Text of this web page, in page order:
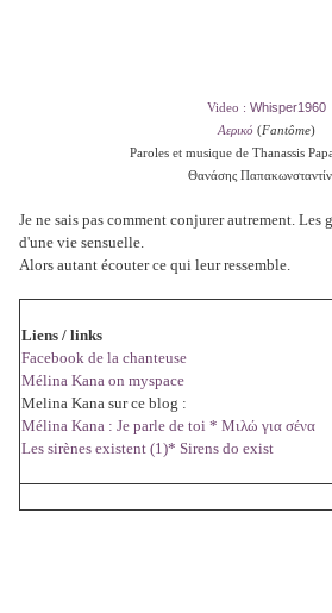
Video : Whisper1960
Αερικό (Fantôme)
Paroles et musique de Thanassis
Θανάσης
Je ne sais pas comment conjurer autrement. Les
d'une vie sensuelle.
Alors autant écouter ce qui leur ressemble.
Liens / links
Facebook de la chanteuse
Mélina Kana on myspace
Melina Kana sur ce blog :
Mélina Kana : Je parle de toi * Μιλώ για σένα
Les sirènes existent (1)* Sirens do exist